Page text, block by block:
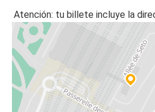
Atención: tu billete incluye la